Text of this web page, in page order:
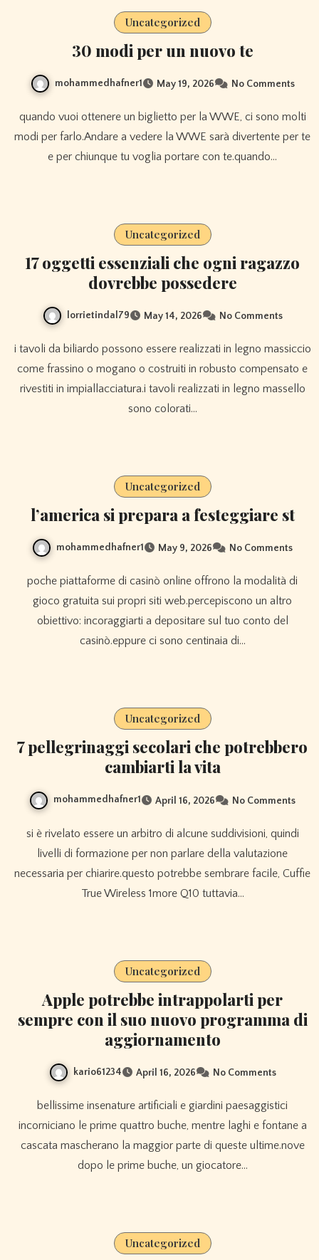
Uncategorized
30 modi per un nuovo te
mohammedhafner1 May 19, 2026 No Comments
quando vuoi ottenere un biglietto per la WWE, ci sono molti
modi per farlo.Andare a vedere la WWE sarà divertente per te
e per chiunque tu voglia portare con te.quando…
Uncategorized
17 oggetti essenziali che ogni ragazzo
dovrebbe possedere
lorrietindal79 May 14, 2026 No Comments
i tavoli da biliardo possono essere realizzati in legno massiccio
come frassino o mogano o costruiti in robusto compensato e
rivestiti in impiallacciatura.i tavoli realizzati in legno massello
sono colorati…
Uncategorized
l’america si prepara a festeggiare st
mohammedhafner1 May 9, 2026 No Comments
poche piattaforme di casinò online offrono la modalità di
gioco gratuita sui propri siti web.percepiscono un altro
obiettivo: incoraggiarti a depositare sul tuo conto del
casinò.eppure ci sono centinaia di…
Uncategorized
7 pellegrinaggi secolari che potrebbero
cambiarti la vita
mohammedhafner1 April 16, 2026 No Comments
si è rivelato essere un arbitro di alcune suddivisioni, quindi
livelli di formazione per non parlare della valutazione
necessaria per chiarire.questo potrebbe sembrare facile, Cuffie
True Wireless 1more Q10 tuttavia…
Uncategorized
Apple potrebbe intrappolarti per
sempre con il suo nuovo programma di
aggiornamento
kario61234 April 16, 2026 No Comments
bellissime insenature artificiali e giardini paesaggistici
incorniciano le prime quattro buche, mentre laghi e fontane a
cascata mascherano la maggior parte di queste ultime.nove
dopo le prime buche, un giocatore…
Uncategorized